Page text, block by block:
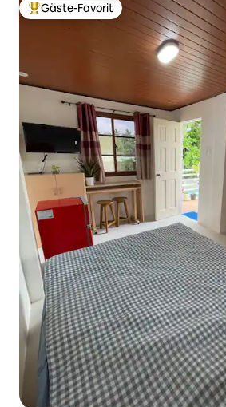
Beliebter Gäste-Favorit.
Gäste-Favorit